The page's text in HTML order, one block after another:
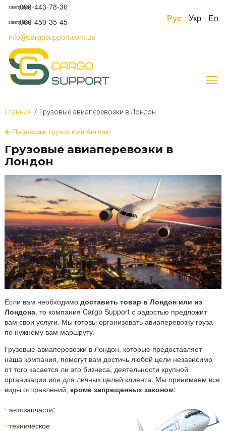
smartphone096-443-78-36
smartphone066-450-35-45
info@cargosupport.com.ua
Рус Укр En
Главная / Грузовые авиаперевозки в Лондон
Г
р
у
з
о
в
ы
е
а
в
и
а
п
е
р
е
в
о
з
к
и
в
Л
о
н
🡸 Перевозки грузов из/в Англию
Грузовые авиаперевозки в
Лондон
Если вам необходимодоставить товар в Лондон или из
Лондона, то компания Cargo Support с радостью предложит
вам свои услуги. Мы готовы организовать авиаперевозку груза
по нужному вам маршруту.
Грузовые авиаперевозки в Лондон, которые предоставляет
наша компания, помогут вам достичь любой цели независимо
от того касается ли это бизнеса, деятельности крупной
организации или для личных целей клиента. Мы принимаем все
виды отправлений, кроме запрещенных законом:
автозапчасти;
техническое